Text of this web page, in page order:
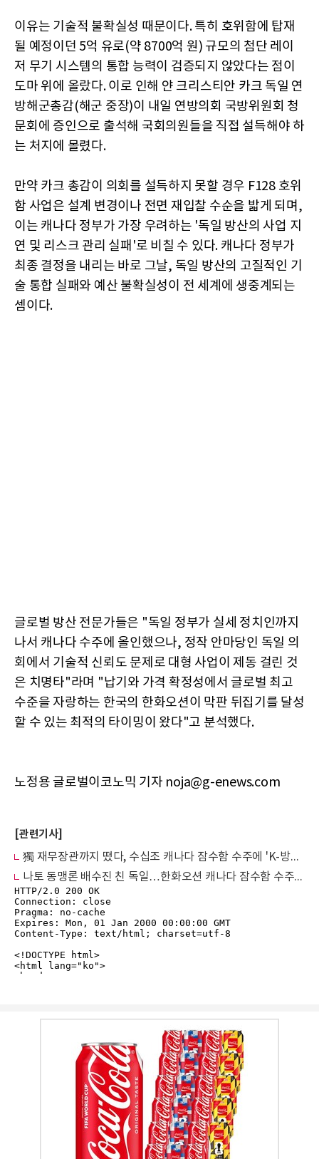
이유는 기술적 불확실성 때문이다. 특히 호위함에 탑재
될 예정이던 5억 유로(약 8700억 원) 규모의 첨단 레이
저 무기 시스템의 통합 능력이 검증되지 않았다는 점이
도마 위에 올랐다. 이로 인해 얀 크리스티안 카크 독일 연
방해군총감(해군 중장)이 내일 연방의회 국방위원회 청
문회에 증인으로 출석해 국회의원들을 직접 설득해야 하
는 처지에 몰렸다.
만약 카크 총감이 의회를 설득하지 못할 경우 F128 호위
함 사업은 설계 변경이나 전면 재입찰 수순을 밟게 되며,
이는 캐나다 정부가 가장 우려하는 '독일 방산의 사업 지
연 및 리스크 관리 실패'로 비칠 수 있다. 캐나다 정부가
최종 결정을 내리는 바로 그날, 독일 방산의 고질적인 기
술 통합 실패와 예산 불확실성이 전 세계에 생중계되는
셈이다.
글로벌 방산 전문가들은 "독일 정부가 실세 정치인까지
나서 캐나다 수주에 올인했으나, 정작 안마당인 독일 의
회에서 기술적 신뢰도 문제로 대형 사업이 제동 걸린 것
은 치명타"라며 "납기와 가격 확정성에서 글로벌 최고
수준을 자랑하는 한국의 한화오션이 막판 뒤집기를 달성
할 수 있는 최적의 타이밍이 왔다"고 분석했다.
노정용 글로벌이코노믹 기자 noja@g-enews.com
[관련기사]
獨 재무장관까지 떴다, 수십조 캐나다 잠수함 수주에 'K-방산' 정조준
나토 동맹론 배수진 친 독일…한화오션 캐나다 잠수함 수주전 막판 안개 정국